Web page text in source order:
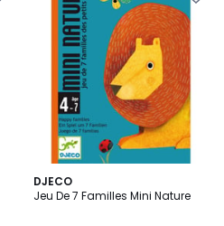
DJECO
Jeu De 7 Familles Mini Nature